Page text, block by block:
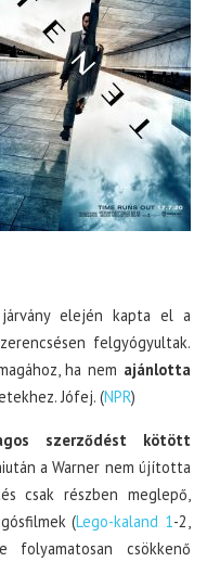
elején kapta el a
felgyógyultak.
ha nem ajánlotta
Jófej. (NPR)
szerződést kötött
a Warner nem újította
csak részben meglepő,
(Lego-kaland 1-2,
folyamatosan csökkenő